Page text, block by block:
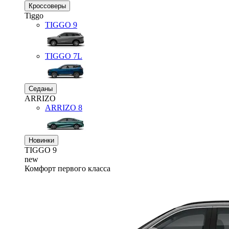
Кроссоверы
Tiggo
TIGGO 9
TIGGO 7L
Седаны
ARRIZO
ARRIZO 8
Новинки
TIGGO 9
new
Комфорт первого класса